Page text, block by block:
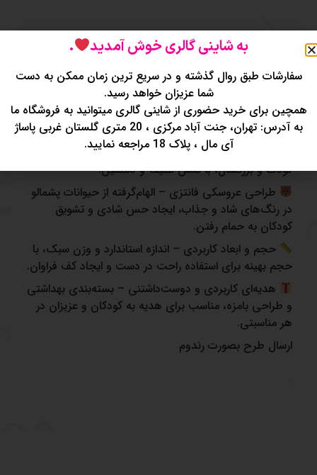
توضیحات نظرات (0)
لیف حمام فانتزی
نرمی و لطافت بی‌نظیر – ساخته‌شده از توری نرم و
پارچه مخملی ضدحساسیت، مناسب برای پوست حساس
کودک و بزرگسال، با لمس لطیف و دلنشین.
طراحی عروسکی فانتزی – الهام‌گرفته از حیوانات پشمالو
در رنگ‌های شاد و جذاب، ایجاد حس شادی و تشویق
کودکان به حمام رفتن.
حجم و ابعاد کاربردی – اندازه استاندارد و وزن سبک، با
حجم بهینه برای استفاده راحت در دست و ایجاد کف فراوان.
هدیه‌ای کاربردی و دوست‌داشتنی – بسته‌بندی بهداشتی
و طراحی بامزه، مناسب برای هدیه به کودکان و عزیزان در
هر مناسبتی.
ارسال طرح بصورت رندوم
به شاینی گالری خوش آمدید .
سفارشات طبق روال گذشته و در سریع ترین زمان ممکن به دست
شما عزیزان خواهد رسید.
همچین برای خرید حضوری از شاینی گالری میتوانید به فروشگاه ما
به آدرس: تهران، جنت آباد مرکزی ، 20 متری گلستان غربی پاساژ
آی مال ، پلاک 18 مراجعه نمایید.